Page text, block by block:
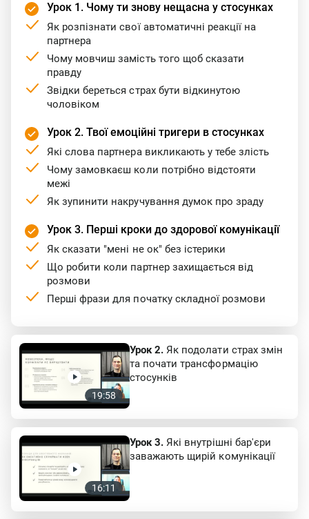
Урок 1. Чому ти знову нещасна у стосунках
Як розпізнати свої автоматичні реакції на
партнера
Чому мовчиш замість того щоб сказати
правду
Звідки береться страх бути відкинутою
чоловіком
Урок 2. Твої емоційні тригери в стосунках
Які слова партнера викликають у тебе злість
Чому замовкаєш коли потрібно відстояти
межі
Як зупинити накручування думок про зраду
Урок 3. Перші кроки до здорової комунікації
Як сказати "мені не ок" без істерики
Що робити коли партнер захищається від
розмови
Перші фрази для початку складної розмови
19:58
Урок 2.
та почати трансформацію
стосунків
16:11
Урок 3. Які внутрішні бар'єри
заважають щирій комунікації